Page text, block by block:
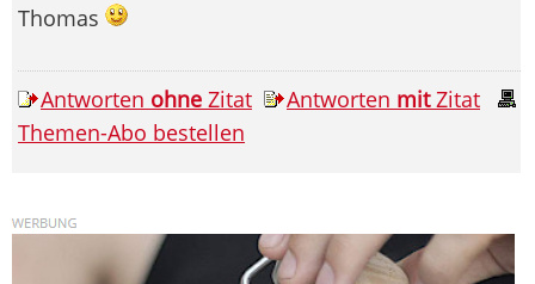
Thomas
Antworten ohne Zitat Antworten mitZitat
Themen-Abo bestellen